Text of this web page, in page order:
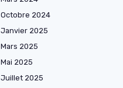
Octobre 2024
Janvier 2025
Mars 2025
Mai 2025
Juillet 2025